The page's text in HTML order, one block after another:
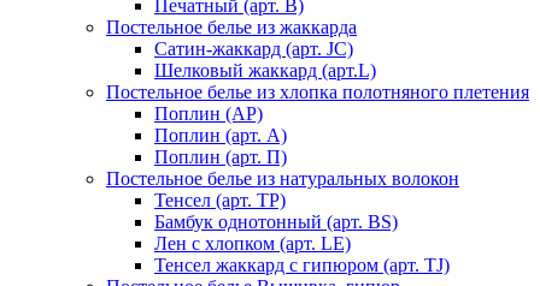
Печатный (арт. В)
Постельное белье из жаккарда
Сатин-жаккард (арт. JC)
Шелковый жаккард (арт.L)
Постельное белье из хлопка полотняного плетения
Поплин (AP)
Поплин (арт. А)
Поплин (арт. П)
Постельное белье из натуральных волокон
Тенсел (арт. ТР)
Бамбук однотонный (арт. BS)
Лен с хлопком (арт. LE)
Тенсел жаккард с гипюром (арт. TJ)